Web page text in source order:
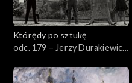
Którędy po sztukę
odc. 179 – Jerzy Durakiewicz